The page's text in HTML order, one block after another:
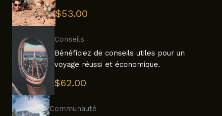
$53.00
Conseils
Bénéficiez de conseils utiles pour un
voyage réussi et économique.
$62.00
Communauté